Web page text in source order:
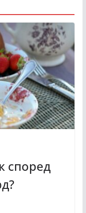
според